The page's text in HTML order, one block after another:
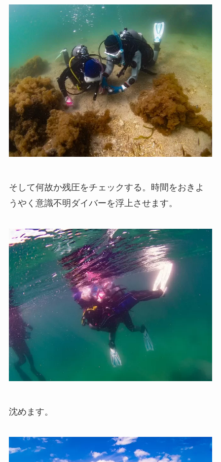
そして何故か残圧をチェックする。時間をおきよ
うやく意識不明ダイバーを浮上させます。
沈めます。